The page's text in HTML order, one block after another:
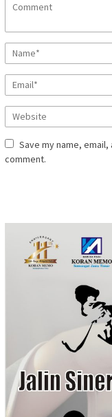
Save my name,
comment.